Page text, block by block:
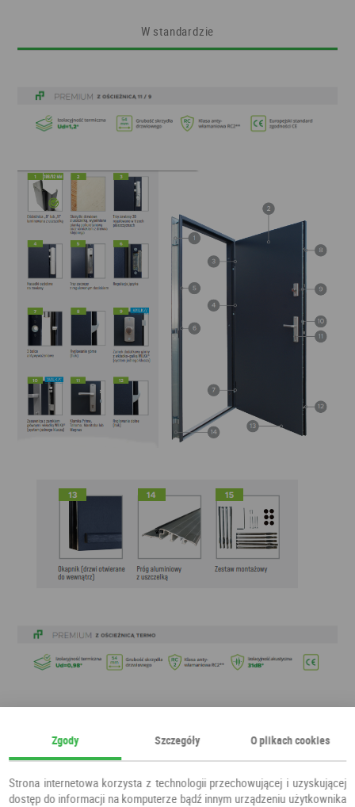
W standardzie
Zgody Szczegóły O plikach cookies
Strona internetowa korzysta z technologii przechowującej i uzyskującej
dostęp do informacji na komputerze bądź innym urządzeniu użytkownika